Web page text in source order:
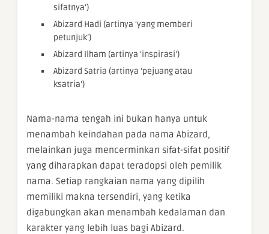
sifatnya’)
Abizard Hadi (artinya ‘yang memberi
petunjuk’)
Abizard Ilham (artinya ‘inspirasi’)
Abizard Satria (artinya ‘pejuang atau
ksatria’)
Nama-nama tengah ini bukan hanya untuk
menambah keindahan pada nama Abizard,
melainkan juga mencerminkan sifat-sifat positif
yang diharapkan dapat teradopsi oleh pemilik
nama. Setiap rangkaian nama yang dipilih
memiliki makna tersendiri, yang ketika
digabungkan akan menambah kedalaman dan
karakter yang lebih luas bagi Abizard.